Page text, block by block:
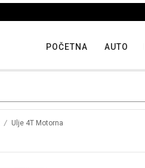
POČETNA AUTO
/ Ulje 4T Motorna